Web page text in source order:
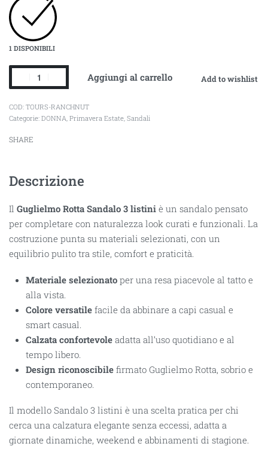
1 DISPONIBILI
Aggiungi al carrello Add to wishlist
TOURS-RANCHNUT
Categorie: DONNA, Primavera Estate, Sandali
SHARE
Descrizione
Il Guglielmo Rotta Sandalo 3 listini è un sandalo pensato
per completare con naturalezza look curati e funzionali. La
costruzione punta su materiali selezionati, con un
equilibrio pulito tra stile, comfort e praticità.
Materiale selezionato per una resa piacevole al tatto e
alla vista.
Colore versatile facile da abbinare a capi casual e
smart casual.
Calzata confortevole adatta all’uso quotidiano e al
tempo libero.
Design riconoscibile firmato Guglielmo Rotta, sobrio e
contemporaneo.
Il modello Sandalo 3 listini è una scelta pratica per chi
cerca una calzatura elegante senza eccessi, adatta a
giornate dinamiche, weekend e abbinamenti di stagione.